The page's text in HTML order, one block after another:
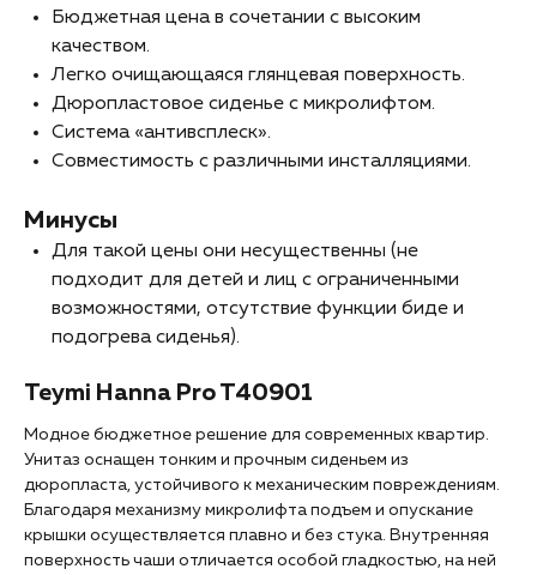
Бюджетная цена в сочетании с высоким
качеством.
Легко очищающаяся глянцевая поверхность.
Дюропластовое сиденье с микролифтом.
Система «антивсплеск».
Совместимость с различными инсталляциями.
Минусы
Для такой цены они несущественны (не
подходит для детей и лиц с ограниченными
возможностями, отсутствие функции биде и
подогрева сиденья).
Teymi Hanna Pro T40901
Модное бюджетное решение для современных квартир.
Унитаз оснащен тонким и прочным сиденьем из
дюропласта, устойчивого к механическим повреждениям.
Благодаря механизму микролифта подъем и опускание
крышки осуществляется плавно и без стука. Внутренняя
поверхность чаши отличается особой гладкостью, на ней